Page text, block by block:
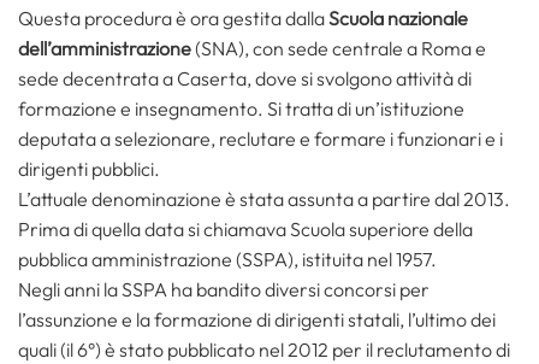
Questa procedura è ora gestita dallaScuola nazionale
dell’amministrazione(SNA), con sede centrale a Roma e
sede decentrata a Caserta, dove si svolgono attività di
formazione e insegnamento. Si tratta di un’istituzione
deputata a selezionare, reclutare e formare i funzionari e i
dirigenti pubblici.
L’attuale denominazione è stata assunta a partire dal 2013.
Prima di quella data si chiamava Scuola superiore della
pubblica amministrazione (SSPA), istituita nel 1957.
Negli anni la SSPA ha bandito diversi concorsi per
l’assunzione e la formazione di dirigenti statali, l’ultimo dei
quali (il 6°) è stato pubblicato nel 2012 per il reclutamento di